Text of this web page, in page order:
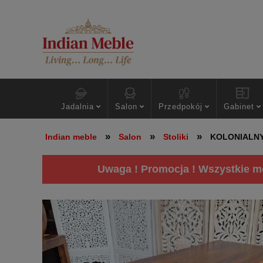
Jadalnia Salon Przedpokój Gabinet
Indian meble » Salon » Stoliki »
Uwaga ! Promocja ! Wszystkie